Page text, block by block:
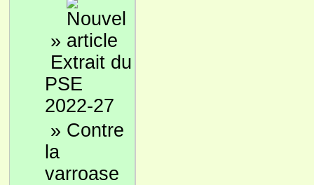
»
Extrait du
PSE
2022-27
» Contre
la
varroase